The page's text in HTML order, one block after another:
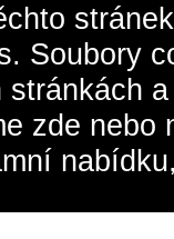
Soubory
zde